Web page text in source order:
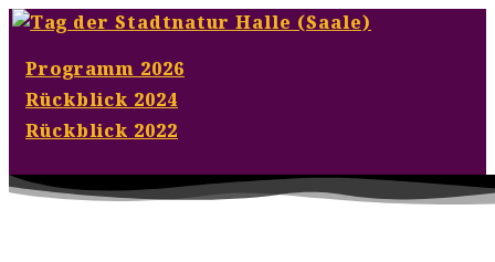
Programm 2026
Rückblick 2024
Rückblick 2022